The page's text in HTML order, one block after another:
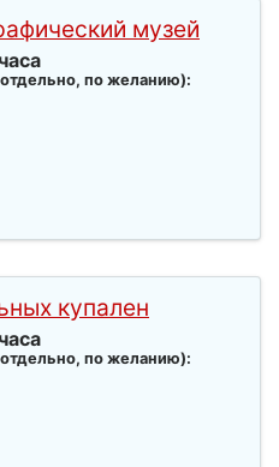
музей
по желанию):
купален
по желанию):